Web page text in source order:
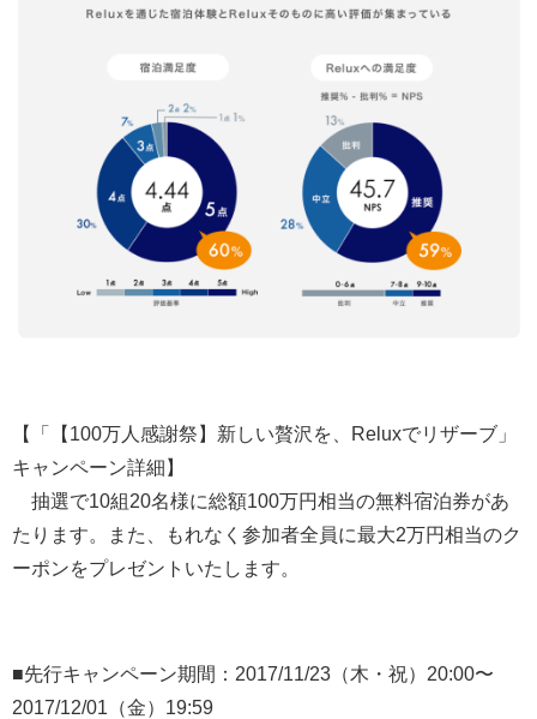
【「【100万人感謝祭】新しい贅沢を、Reluxでリザーブ」
キャンペーン詳細】
抽選で10組20名様に総額100万円相当の無料宿泊券があ
たります。また、もれなく参加者全員に最大2万円相当のク
ーポンをプレゼントいたします。
■先行キャンペーン期間：2017/11/23（木・祝）20:00〜
2017/12/01（金）19:59